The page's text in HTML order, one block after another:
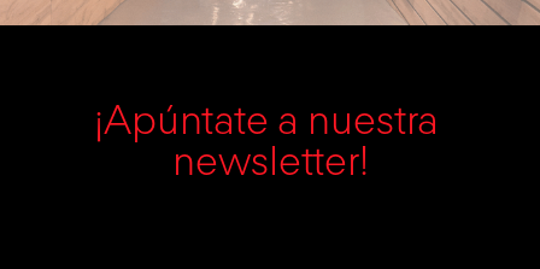
¡Apúntate a nuestra
newsletter!